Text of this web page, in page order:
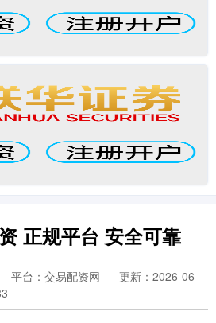
正规平台 安全可靠
平台：交易配资网
更新：2026-06-